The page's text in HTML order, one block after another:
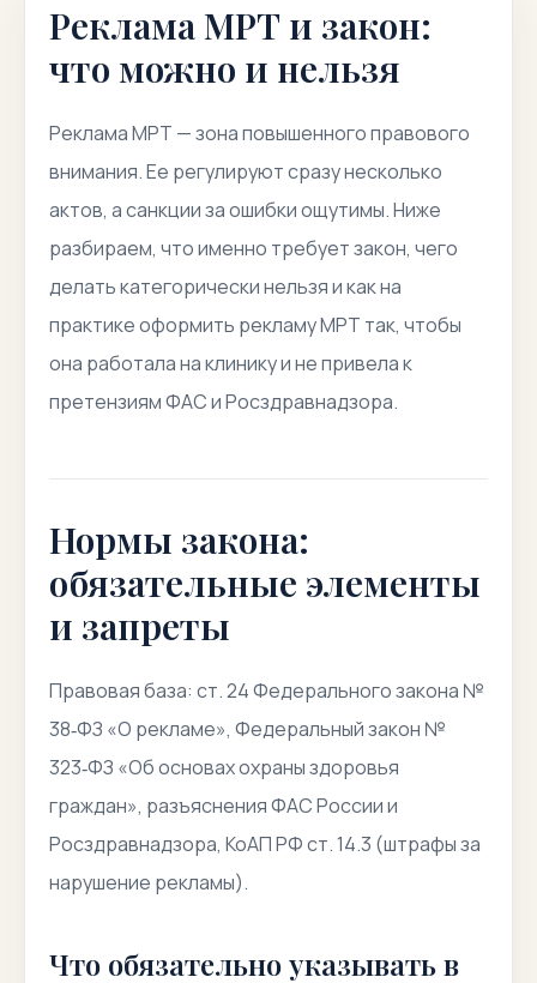
Реклама МРТ и закон:
что можно и нельзя
Реклама МРТ — зона повышенного правового
внимания. Ее регулируют сразу несколько
актов, а санкции за ошибки ощутимы. Ниже
разбираем, что именно требует закон, чего
делать категорически нельзя и как на
практике оформить рекламу МРТ так, чтобы
она работала на клинику и не привела к
претензиям ФАС и Росздравнадзора.
Нормы закона:
обязательные элементы
и запреты
Правовая база: ст. 24 Федерального закона №
38‑ФЗ «О рекламе», Федеральный закон №
323‑ФЗ «Об основах охраны здоровья
граждан», разъяснения ФАС России и
Росздравнадзора, КоАП РФ ст. 14.3 (штрафы за
нарушение рекламы).
Что обязательно указывать в